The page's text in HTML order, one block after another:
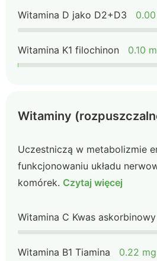
Witamina D jako D2+D3
Witamina K1 filochinon 0.10
Witaminy
Uczestniczą w metabolizmie
funkcjonowaniu układu
komórek. Czytaj więcej
Witamina C Kwas askorbinowy
Witamina B1 Tiamina 0.22 mg